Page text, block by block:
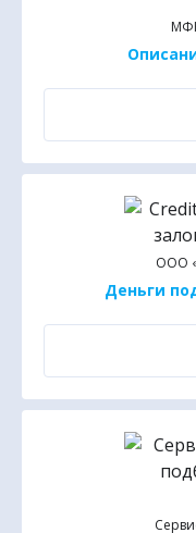
МФК
ООО
Деньги